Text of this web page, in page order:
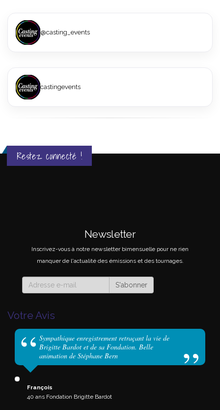
@casting_events
castingevents
Restez connecté !
Newsletter
Inscrivez-vous à notre newsletter bimensuelle pour ne rien
manquer de l'actualité des émissions et des tournages.
S'abonner
Votre Avis
Sympathique enregistrement retraçant la vie de
Brigitte Bardot et de sa Fondation. Belle
animation de Stéphane Bern
François
40 ans Fondation Brigitte Bardot